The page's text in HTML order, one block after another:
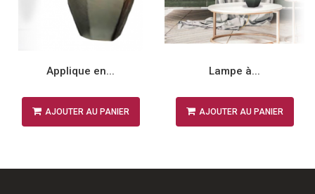
Applique en...
AJOUTER AU PANIER
Lampe à...
AJOUTER AU PANIER